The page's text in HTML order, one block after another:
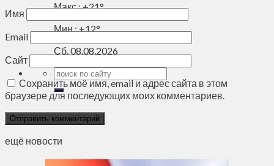
Макс.:+21°
Мин.:+12°
Сб, 08.08.2026
Имя
Email
Сайт
Сохранить моё имя, email и адрес сайта в этом
браузере для последующих моих комментариев.
ещё новости